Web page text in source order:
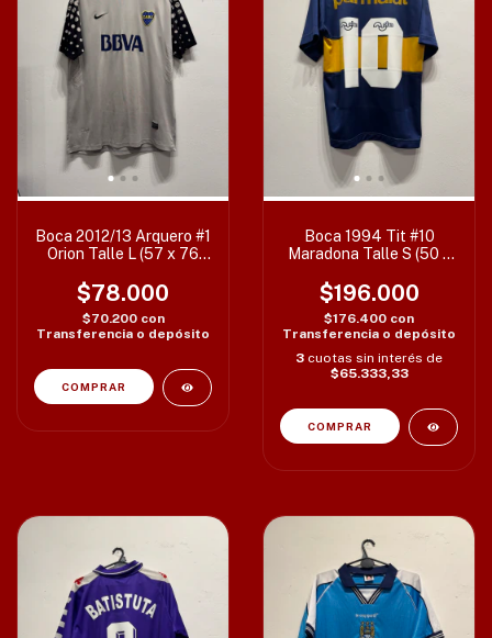
Boca 2012/13 Arquero #1
Orion Talle L (57 x 76
$78.000
$70.200 con
Transferencia o depósito
Boca 1994 Tit #10
Maradona Talle S (50 x
$196.000
$176.400 con
Transferencia o depósito
3 cuotas sin interés de
$65.333,33